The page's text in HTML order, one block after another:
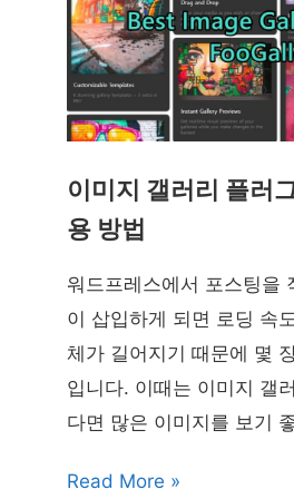
이미지 갤러리 플러
용 방법
워드프레스에서 포스팅을
이 삽입하게 되면 로딩 속
체가 길어지기 때문에 몇
입니다. 이때는 이미지 갤
다면 많은 이미지를 보기
이
Read More »